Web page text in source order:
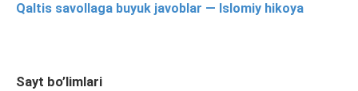
Qaltis savollaga buyuk javoblar — Islomiy hikoya
Sayt bo’limlari